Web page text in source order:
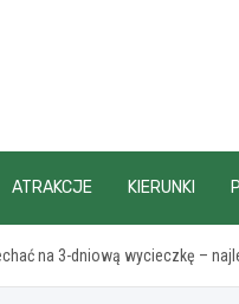
ATRAKCJE KIERUNKI
na 3-dniową wycieczkę –